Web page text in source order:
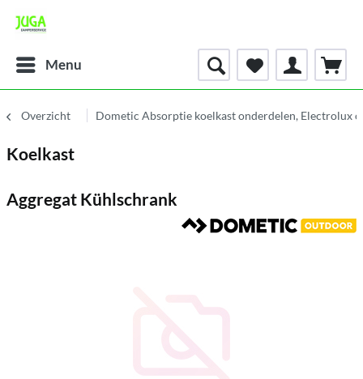
Menu
Overzicht Dometic Absorptie koelkast onderdelen, Electrolux
Koelkast
Aggregat Kühlschrank